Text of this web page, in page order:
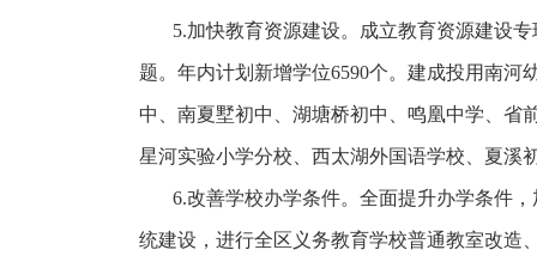
5.加快教育资源建设。成立教育资源建设
题。年内计划新增学位6590个。建成投用南
中、南夏墅初中、湖塘桥初中、鸣凰中学、省
星河实验小学分校、西太湖外国语学校、夏溪
6.改善学校办学条件。全面提升办学条件
统建设，进行全区义务教育学校普通教室改造